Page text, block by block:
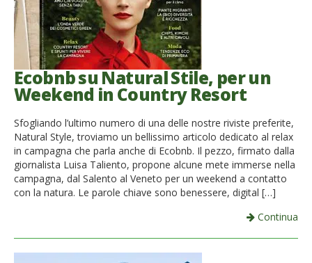
Ecobnb su Natural Stile, per un
Weekend in Country Resort
Sfogliando l’ultimo numero di una delle nostre riviste preferite,
Natural Style, troviamo un bellissimo articolo dedicato al relax
in campagna che parla anche di Ecobnb. Il pezzo, firmato dalla
giornalista Luisa Taliento, propone alcune mete immerse nella
campagna, dal Salento al Veneto per un weekend a contatto
con la natura. Le parole chiave sono benessere, digital […]
Continua